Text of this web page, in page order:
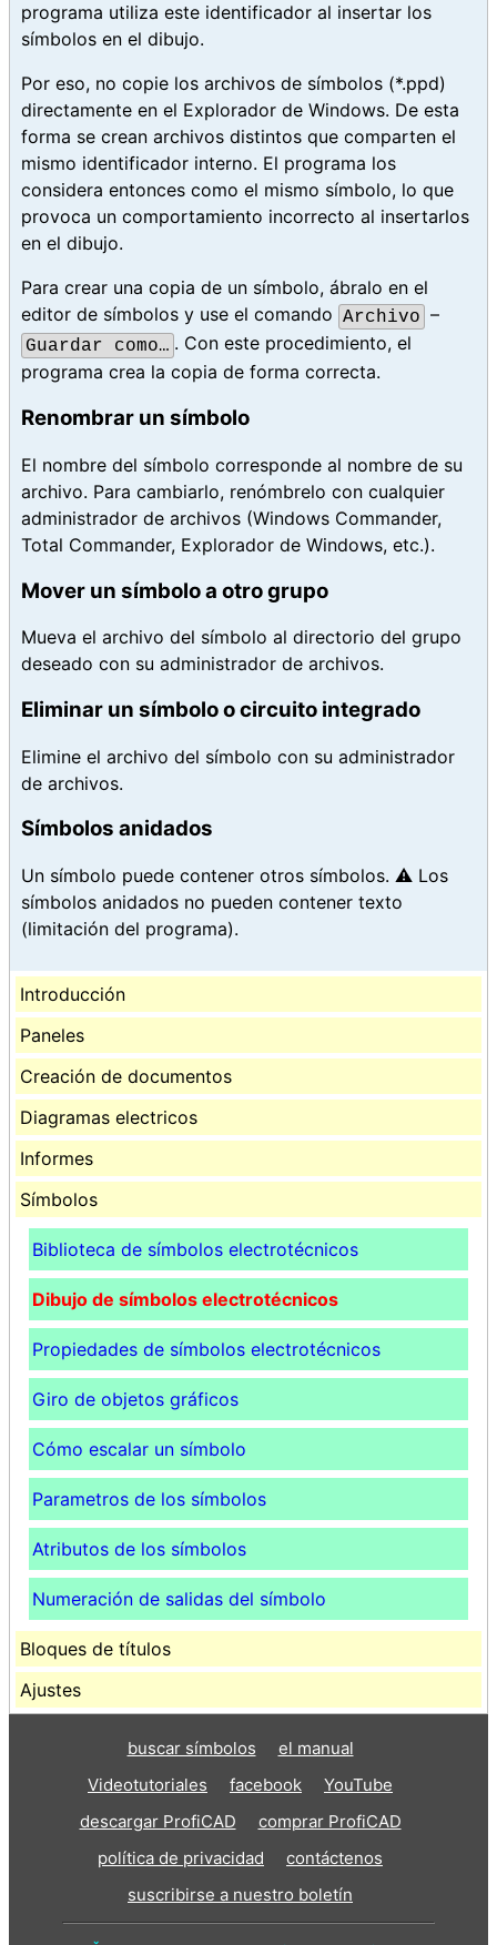
programa utiliza este identificador al insertar los
símbolos en el dibujo.
Por eso, no copie los archivos de símbolos (*.ppd)
directamente en el Explorador de Windows. De esta
forma se crean archivos distintos que comparten el
mismo identificador interno. El programa los
considera entonces como el mismo símbolo, lo que
provoca un comportamiento incorrecto al insertarlos
en el dibujo.
Para crear una copia de un símbolo, ábralo en el
editor de símbolos y use el comando Archivo –
Guardar como… . Con este procedimiento, el
programa crea la copia de forma correcta.
Renombrar un símbolo
El nombre del símbolo corresponde al nombre de su
archivo. Para cambiarlo, renómbrelo con cualquier
administrador de archivos (Windows Commander,
Total Commander, Explorador de Windows, etc.).
Mover un símbolo a otro grupo
Mueva el archivo del símbolo al directorio del grupo
deseado con su administrador de archivos.
Eliminar un símbolo o circuito integrado
Elimine el archivo del símbolo con su administrador
de archivos.
Símbolos anidados
Un símbolo puede contener otros símbolos. ⚠️ Los
símbolos anidados no pueden contener texto
(limitación del programa).
Introducción
Paneles
Creación de documentos
Diagramas electricos
Informes
Símbolos
Biblioteca de símbolos electrotécnicos
Dibujo de símbolos electrotécnicos
Propiedades de símbolos electrotécnicos
Giro de objetos gráficos
Cómo escalar un símbolo
Parametros de los símbolos
Atributos de los símbolos
Numeración de salidas del símbolo
Bloques de títulos
Ajustes
buscar símbolos
el manual
Videotutoriales
facebook
YouTube
descargar ProfiCAD
comprar ProfiCAD
política de privacidad
contáctenos
suscribirse a nuestro boletín